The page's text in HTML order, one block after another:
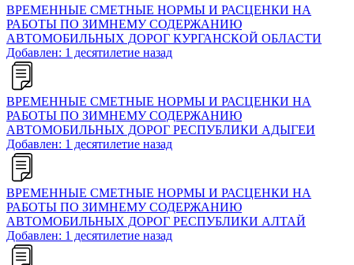
ВРЕМЕННЫЕ СМЕТНЫЕ НОРМЫ И РАСЦЕНКИ НА
РАБОТЫ ПО ЗИМНЕМУ СОДЕРЖАНИЮ
АВТОМОБИЛЬНЫХ ДОРОГ КУРГАНСКОЙ ОБЛАСТИ
Добавлен: 1 десятилетие назад
ВРЕМЕННЫЕ СМЕТНЫЕ НОРМЫ И РАСЦЕНКИ НА
РАБОТЫ ПО ЗИМНЕМУ СОДЕРЖАНИЮ
АВТОМОБИЛЬНЫХ ДОРОГ РЕСПУБЛИКИ АДЫГЕИ
Добавлен: 1 десятилетие назад
ВРЕМЕННЫЕ СМЕТНЫЕ НОРМЫ И РАСЦЕНКИ НА
РАБОТЫ ПО ЗИМНЕМУ СОДЕРЖАНИЮ
АВТОМОБИЛЬНЫХ ДОРОГ РЕСПУБЛИКИ АЛТАЙ
Добавлен: 1 десятилетие назад